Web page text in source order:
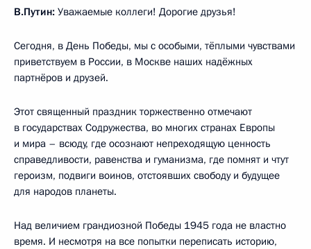
В.Путин: Уважаемые коллеги! Дорогие друзья!
Сегодня, в День Победы, мы с особыми, тёплыми чувствами
приветствуем в России, в Москве наших надёжных
партнёров и друзей.
Этот священный праздник торжественно отмечают
в государствах Содружества, во многих странах Европы
и мира – всюду, где осознают непреходящую ценность
справедливости, равенства и гуманизма, где помнят и чтут
героизм, подвиги воинов, отстоявших свободу и будущее
для народов планеты.
Над величием грандиозной Победы 1945 года не властно
время. И несмотря на все попытки переписать историю,